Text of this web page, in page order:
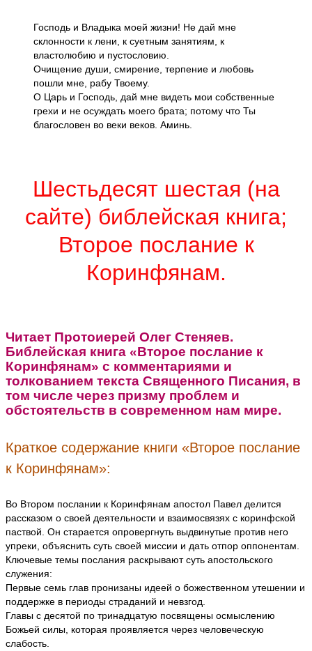
Господь и Владыка моей жизни! Не дай мне
склонности к лени, к суетным занятиям, к
властолюбию и пустословию.
Очищение души, смирение, терпение и любовь
пошли мне, рабу Твоему.
О Царь и Господь, дай мне видеть мои собственные
грехи и не осуждать моего брата; потому что Ты
благословен во веки веков. Аминь.
Шестьдесят шестая (на
сайте) библейская книга;
Второе послание к
Коринфянам.
Читает Протоиерей Олег Стеняев.
Библейская книга «Второе послание к
Коринфянам» с комментариями и
толкованием текста Священного Писания, в
том числе через призму проблем и
обстоятельств в современном нам мире.
Краткое содержание книги «Второе послание
к Коринфянам»:
Во Втором послании к Коринфянам апостол Павел делится
рассказом о своей деятельности и взаимосвязях с коринфской
паствой. Он старается опровергнуть выдвинутые против него
упреки, объяснить суть своей миссии и дать отпор оппонентам.
Ключевые темы послания раскрывают суть апостольского
служения:
Первые семь глав пронизаны идеей о божественном утешении и
поддержке в периоды страданий и невзгод.
Главы с десятой по тринадцатую посвящены осмыслению
Божьей силы, которая проявляется через человеческую
слабость.